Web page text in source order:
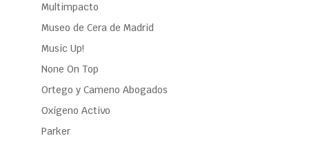
Multimpacto
Museo de Cera de Madrid
Music Up!
None On Top
Ortego y Cameno Abogados
Oxígeno Activo
Parker